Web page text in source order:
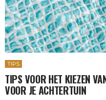
TIPS
TIPS VOOR HET KIEZEN
VOOR JE ACHTERTUIN